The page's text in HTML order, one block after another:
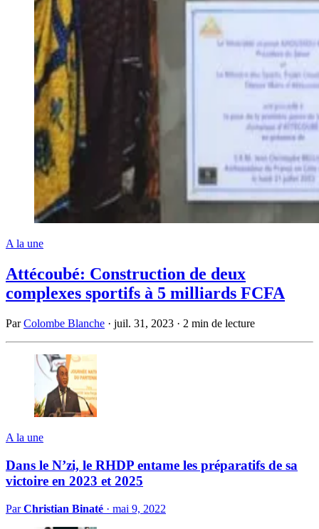
A la une
Attécoubé: Construction de deux
complexes sportifs à 5 milliards FCFA
ParColombe Blanche · juil. 31, 2023 · 2 min de lecture
A la une
Dans le N’zi, le RHDP entame les préparatifs de sa
victoire en 2023 et 2025
ParChristian Binaté · mai 9, 2022